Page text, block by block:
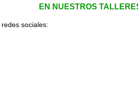
EN NUESTROS
sociales: